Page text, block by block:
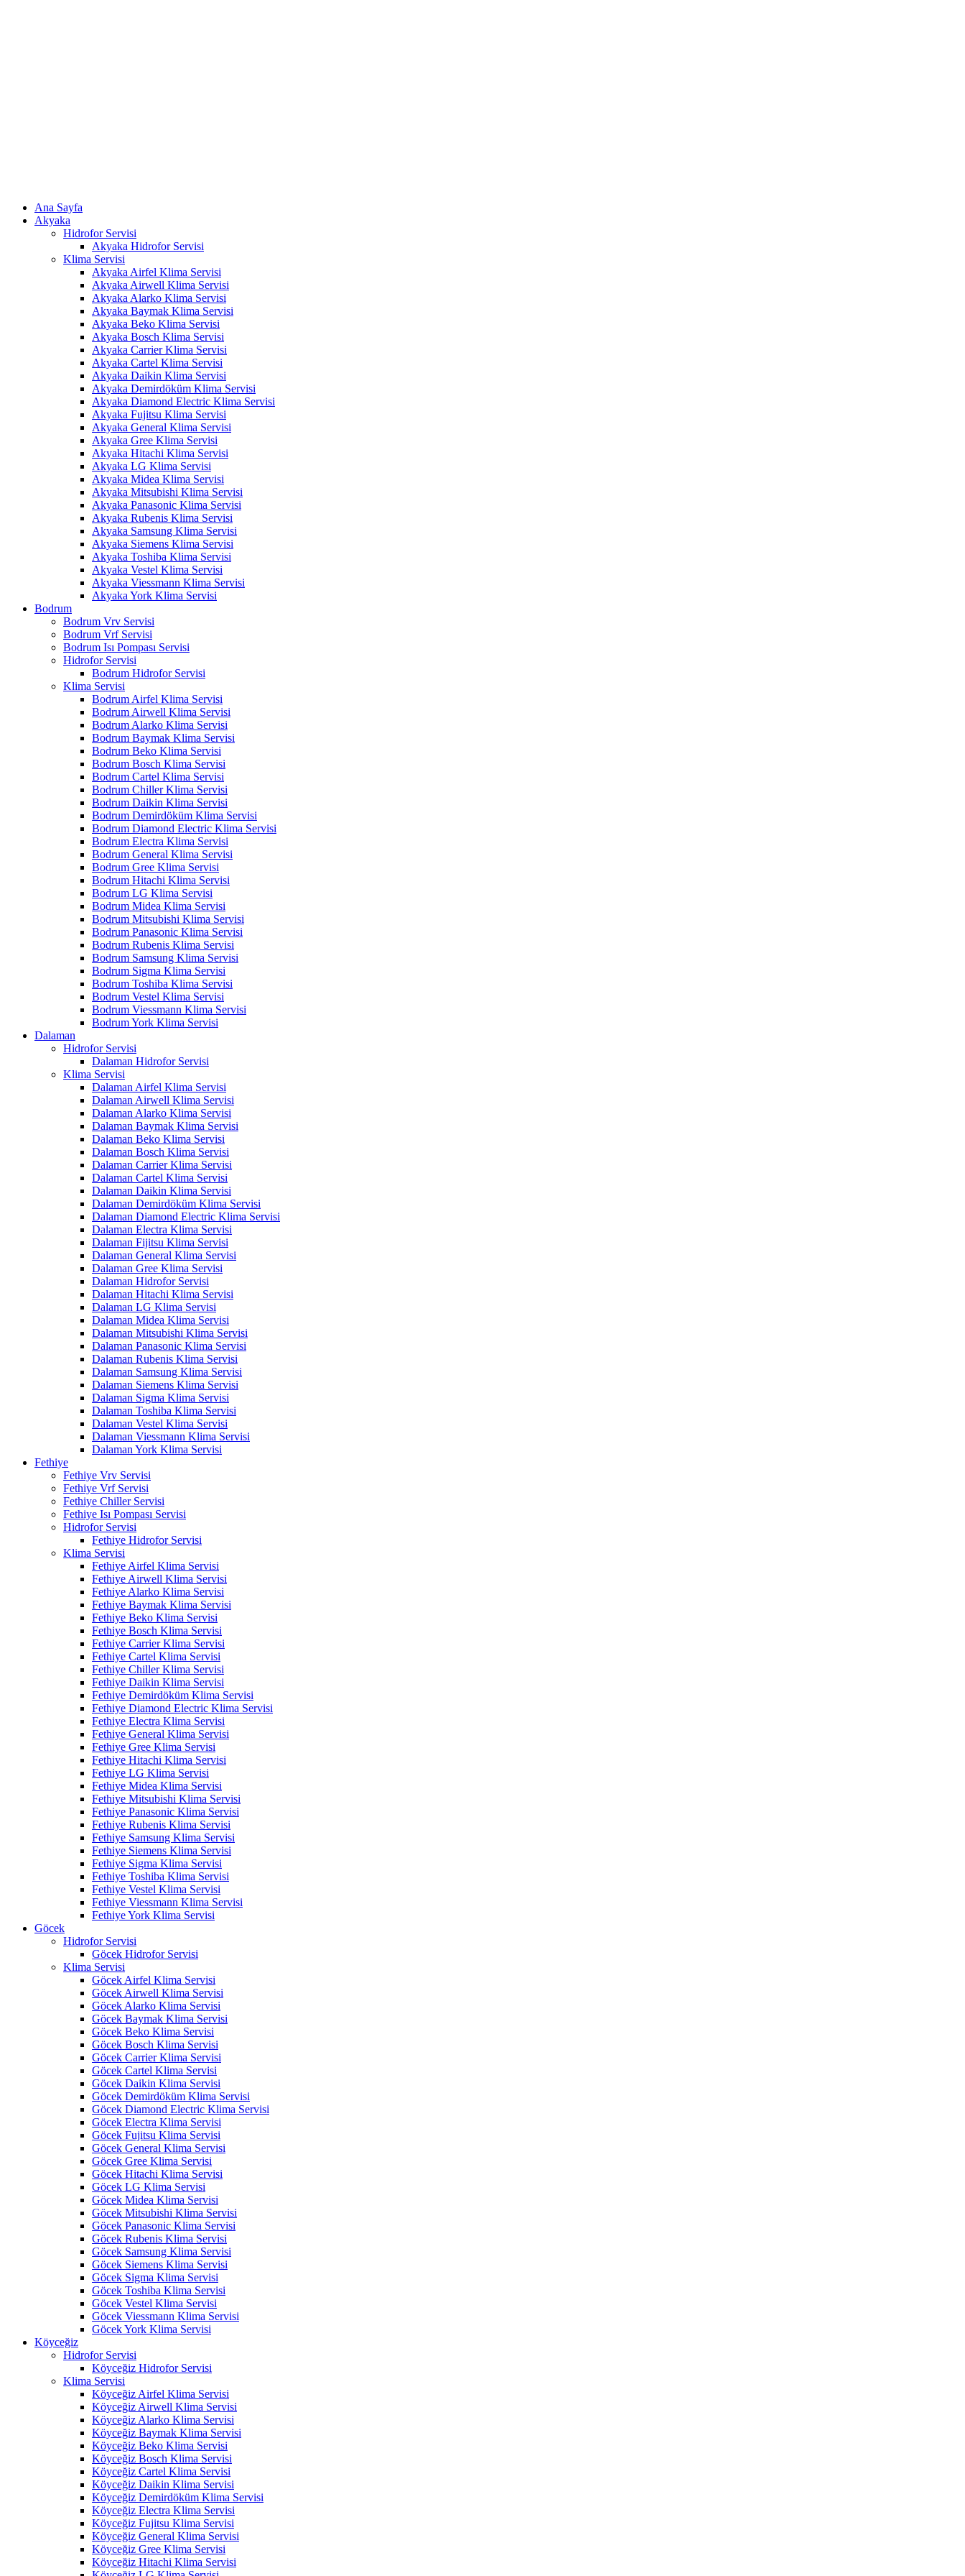
Ana Sayfa
Akyaka
Hidrofor Servisi
Akyaka Hidrofor Servisi
Klima Servisi
Akyaka Airfel Klima Servisi
Akyaka Airwell Klima Servisi
Akyaka Alarko Klima Servisi
Akyaka Baymak Klima Servisi
Akyaka Beko Klima Servisi
Akyaka Bosch Klima Servisi
Akyaka Carrier Klima Servisi
Akyaka Cartel Klima Servisi
Akyaka Daikin Klima Servisi
Akyaka Demirdöküm Klima Servisi
Akyaka Diamond Electric Klima Servisi
Akyaka Fujitsu Klima Servisi
Akyaka General Klima Servisi
Akyaka Gree Klima Servisi
Akyaka Hitachi Klima Servisi
Akyaka LG Klima Servisi
Akyaka Midea Klima Servisi
Akyaka Mitsubishi Klima Servisi
Akyaka Panasonic Klima Servisi
Akyaka Rubenis Klima Servisi
Akyaka Samsung Klima Servisi
Akyaka Siemens Klima Servisi
Akyaka Toshiba Klima Servisi
Akyaka Vestel Klima Servisi
Akyaka Viessmann Klima Servisi
Akyaka York Klima Servisi
Bodrum
Bodrum Vrv Servisi
Bodrum Vrf Servisi
Bodrum Isı Pompası Servisi
Hidrofor Servisi
Bodrum Hidrofor Servisi
Klima Servisi
Bodrum Airfel Klima Servisi
Bodrum Airwell Klima Servisi
Bodrum Alarko Klima Servisi
Bodrum Baymak Klima Servisi
Bodrum Beko Klima Servisi
Bodrum Bosch Klima Servisi
Bodrum Cartel Klima Servisi
Bodrum Chiller Klima Servisi
Bodrum Daikin Klima Servisi
Bodrum Demirdöküm Klima Servisi
Bodrum Diamond Electric Klima Servisi
Bodrum Electra Klima Servisi
Bodrum General Klima Servisi
Bodrum Gree Klima Servisi
Bodrum Hitachi Klima Servisi
Bodrum LG Klima Servisi
Bodrum Midea Klima Servisi
Bodrum Mitsubishi Klima Servisi
Bodrum Panasonic Klima Servisi
Bodrum Rubenis Klima Servisi
Bodrum Samsung Klima Servisi
Bodrum Sigma Klima Servisi
Bodrum Toshiba Klima Servisi
Bodrum Vestel Klima Servisi
Bodrum Viessmann Klima Servisi
Bodrum York Klima Servisi
Dalaman
Hidrofor Servisi
Dalaman Hidrofor Servisi
Klima Servisi
Dalaman Airfel Klima Servisi
Dalaman Airwell Klima Servisi
Dalaman Alarko Klima Servisi
Dalaman Baymak Klima Servisi
Dalaman Beko Klima Servisi
Dalaman Bosch Klima Servisi
Dalaman Carrier Klima Servisi
Dalaman Cartel Klima Servisi
Dalaman Daikin Klima Servisi
Dalaman Demirdöküm Klima Servisi
Dalaman Diamond Electric Klima Servisi
Dalaman Electra Klima Servisi
Dalaman Fijitsu Klima Servisi
Dalaman General Klima Servisi
Dalaman Gree Klima Servisi
Dalaman Hidrofor Servisi
Dalaman Hitachi Klima Servisi
Dalaman LG Klima Servisi
Dalaman Midea Klima Servisi
Dalaman Mitsubishi Klima Servisi
Dalaman Panasonic Klima Servisi
Dalaman Rubenis Klima Servisi
Dalaman Samsung Klima Servisi
Dalaman Siemens Klima Servisi
Dalaman Sigma Klima Servisi
Dalaman Toshiba Klima Servisi
Dalaman Vestel Klima Servisi
Dalaman Viessmann Klima Servisi
Dalaman York Klima Servisi
Fethiye
Fethiye Vrv Servisi
Fethiye Vrf Servisi
Fethiye Chiller Servisi
Fethiye Isı Pompası Servisi
Hidrofor Servisi
Fethiye Hidrofor Servisi
Klima Servisi
Fethiye Airfel Klima Servisi
Fethiye Airwell Klima Servisi
Fethiye Alarko Klima Servisi
Fethiye Baymak Klima Servisi
Fethiye Beko Klima Servisi
Fethiye Bosch Klima Servisi
Fethiye Carrier Klima Servisi
Fethiye Cartel Klima Servisi
Fethiye Chiller Klima Servisi
Fethiye Daikin Klima Servisi
Fethiye Demirdöküm Klima Servisi
Fethiye Diamond Electric Klima Servisi
Fethiye Electra Klima Servisi
Fethiye General Klima Servisi
Fethiye Gree Klima Servisi
Fethiye Hitachi Klima Servisi
Fethiye LG Klima Servisi
Fethiye Midea Klima Servisi
Fethiye Mitsubishi Klima Servisi
Fethiye Panasonic Klima Servisi
Fethiye Rubenis Klima Servisi
Fethiye Samsung Klima Servisi
Fethiye Siemens Klima Servisi
Fethiye Sigma Klima Servisi
Fethiye Toshiba Klima Servisi
Fethiye Vestel Klima Servisi
Fethiye Viessmann Klima Servisi
Fethiye York Klima Servisi
Göcek
Hidrofor Servisi
Göcek Hidrofor Servisi
Klima Servisi
Göcek Airfel Klima Servisi
Göcek Airwell Klima Servisi
Göcek Alarko Klima Servisi
Göcek Baymak Klima Servisi
Göcek Beko Klima Servisi
Göcek Bosch Klima Servisi
Göcek Carrier Klima Servisi
Göcek Cartel Klima Servisi
Göcek Daikin Klima Servisi
Göcek Demirdöküm Klima Servisi
Göcek Diamond Electric Klima Servisi
Göcek Electra Klima Servisi
Göcek Fujitsu Klima Servisi
Göcek General Klima Servisi
Göcek Gree Klima Servisi
Göcek Hitachi Klima Servisi
Göcek LG Klima Servisi
Göcek Midea Klima Servisi
Göcek Mitsubishi Klima Servisi
Göcek Panasonic Klima Servisi
Göcek Rubenis Klima Servisi
Göcek Samsung Klima Servisi
Göcek Siemens Klima Servisi
Göcek Sigma Klima Servisi
Göcek Toshiba Klima Servisi
Göcek Vestel Klima Servisi
Göcek Viessmann Klima Servisi
Göcek York Klima Servisi
Köyceğiz
Hidrofor Servisi
Köyceğiz Hidrofor Servisi
Klima Servisi
Köyceğiz Airfel Klima Servisi
Köyceğiz Airwell Klima Servisi
Köyceğiz Alarko Klima Servisi
Köyceğiz Baymak Klima Servisi
Köyceğiz Beko Klima Servisi
Köyceğiz Bosch Klima Servisi
Köyceğiz Cartel Klima Servisi
Köyceğiz Daikin Klima Servisi
Köyceğiz Demirdöküm Klima Servisi
Köyceğiz Electra Klima Servisi
Köyceğiz Fujitsu Klima Servisi
Köyceğiz General Klima Servisi
Köyceğiz Gree Klima Servisi
Köyceğiz Hitachi Klima Servisi